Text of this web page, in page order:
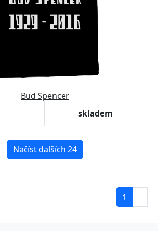
Bud Spencer
skladem
Načíst dalších 24
1